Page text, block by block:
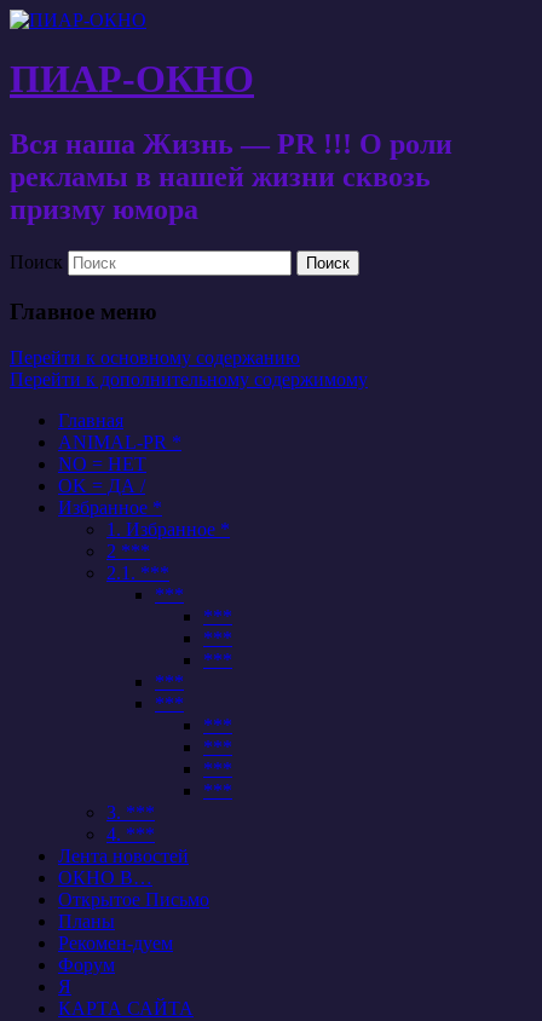
ПИАР-ОКНО
Вся наша Жизнь — PR !!! О роли
рекламы в нашей жизни сквозь
призму юмора
Поиск
Главное меню
Перейти к основному содержанию
Перейти к дополнительному содержимому
Главная
ANIMAL-PR *
NO = НЕТ
OK = ДА /
Избранное *
1. Избранное *
2 ***
2.1. ***
***
***
***
***
***
***
***
***
***
***
3. ***
4. ***
Лента новостей
ОКНО В…
Открытое Письмо
Планы
Рекомен-дуем
Форум
Я
КАРТА САЙТА